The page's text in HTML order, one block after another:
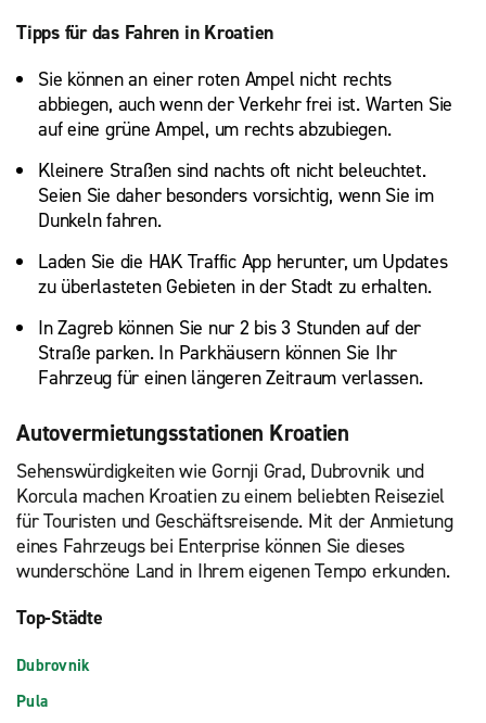
Tipps für das Fahren in Kroatien
Sie können an einer roten Ampel nicht rechts
abbiegen, auch wenn der Verkehr frei ist. Warten Sie
auf eine grüne Ampel, um rechts abzubiegen.
Kleinere Straßen sind nachts oft nicht beleuchtet.
Seien Sie daher besonders vorsichtig, wenn Sie im
Dunkeln fahren.
Laden Sie die HAK Traffic App herunter, um Updates
zu überlasteten Gebieten in der Stadt zu erhalten.
In Zagreb können Sie nur 2 bis 3 Stunden auf der
Straße parken. In Parkhäusern können Sie Ihr
Fahrzeug für einen längeren Zeitraum verlassen.
Autovermietungsstationen Kroatien
Sehenswürdigkeiten wie Gornji Grad, Dubrovnik und
Korcula machen Kroatien zu einem beliebten Reiseziel
für Touristen und Geschäftsreisende. Mit der Anmietung
eines Fahrzeugs bei Enterprise können Sie dieses
wunderschöne Land in Ihrem eigenen Tempo erkunden.
Top-Städte
Dubrovnik
Pula